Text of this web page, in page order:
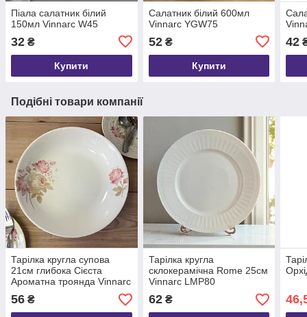
Піала салатник білий
150мл Vinnarc W45
32 ₴
Купити
Салатник білий 600мл
Vinnarc YGW75
52₴
Купити
42
Подібні товари компанії
Тарілка кругла супова
21см глибока Сієста
Ароматна троянда Vinnarc
25-026
56 ₴
Тарілка кругла
склокерамічна Rome 25см
Vinnarc LMP80
62₴